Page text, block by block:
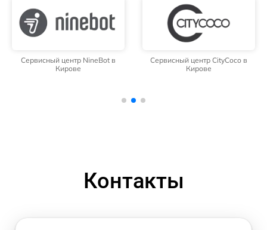
Сервисный центр NineBot в
Кирове
Сервисный центр CityCoco в
Кирове
Контакты